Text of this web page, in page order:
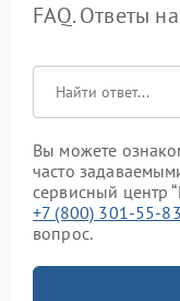
FAQ. Ответы
Вы можете
часто
сервисный центр
+7 (800) 301-55-83
вопрос.